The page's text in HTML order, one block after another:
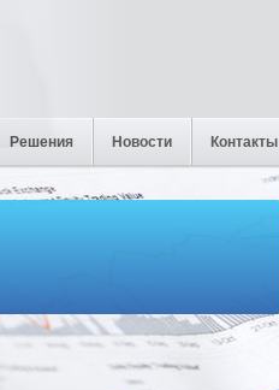
Решения Новости Контакты